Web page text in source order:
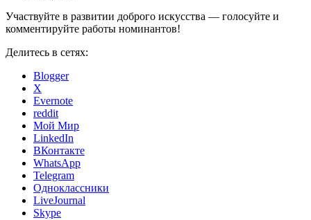
Участвуйте в развитии доброго искусства — голосуйте и
комментируйте работы номинантов!
Делитесь в сетях:
Blogger
X
Evernote
reddit
Мой Мир
LinkedIn
ВКонтакте
WhatsApp
Telegram
Одноклассники
LiveJournal
Skype